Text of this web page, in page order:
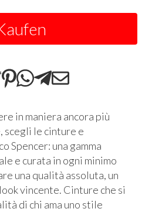
in maniera ancora più
scegli le cinture e
Spencer: una gamma
e curata in ogni minimo
una qualità assoluta, un
vincente. Cinture che si
di chi ama uno stile